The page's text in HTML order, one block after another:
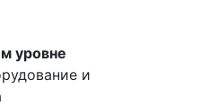
уровне
и